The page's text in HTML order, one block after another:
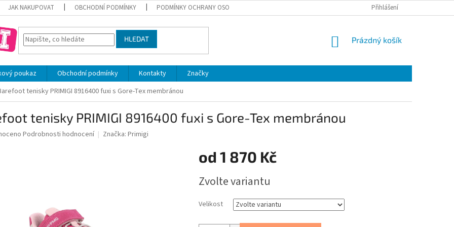
JAK NAKUPOVAT OBCHODNÍ PODMÍNKY PODMÍNKY OCHRANY OSOBNÍCH ÚDAJŮ VÝMĚNA A VRÁCENÍ ZBOŽÍ
Přihlášení
HLEDAT
NÁKUPNÍ
Prázdný košík
poukaz Obchodní podmínky Kontakty
Značky
tenisky PRIMIGI 8916400 fuxi s Gore-Tex membránou
tenisky PRIMIGI 8916400 fuxi s Gore-Tex membránou
Podrobnosti hodnocení Značka: Primigi
od 1 870 Kč
cena:
Zvolte variantu
Velikost